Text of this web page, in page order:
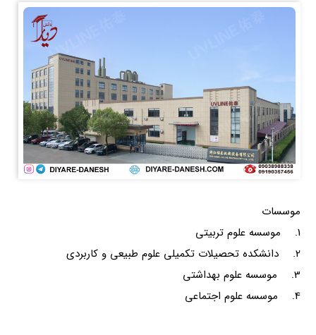
موسسات
1. موسسه علوم تربیتی
2. دانشکده تحصیلات تکمیلی علوم طبیعی و کاربردی
3. موسسه علوم بهداشتی
4. موسسه علوم اجتماعی